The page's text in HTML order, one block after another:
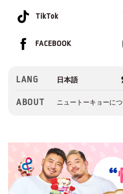
TikTok
FACEBOOK
LANG
ABOUT ニュートーキョーに